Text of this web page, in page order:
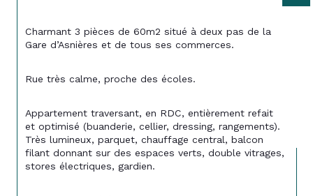
Charmant 3 pièces de 60m2 situé à deux pas de la
Gare d’Asnières et de tous ses commerces.
Rue très calme, proche des écoles.
Appartement traversant, en RDC, entièrement refait
et optimisé (buanderie, cellier, dressing, rangements).
Très lumineux, parquet, chauffage central, balcon
filant donnant sur des espaces verts, double vitrages,
stores électriques, gardien.